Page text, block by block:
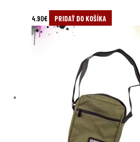
4.90€ PRIDAŤ DO KOŠÍKA